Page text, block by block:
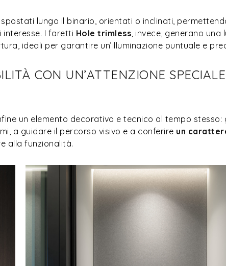
lungo il binario, orientati o inclinati,
interesse. I faretti Hole trimless , invece, generano una
ideali per garantire un’illuminazione puntuale e
CON UN’ATTENZIONE
un elemento decorativo e tecnico al tempo stesso:
a guidare il percorso visivo e a conferire un
alla funzionalità.